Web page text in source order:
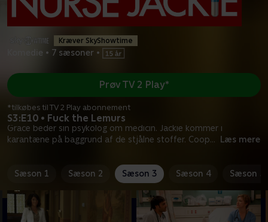
Kræver SkyShowtime
Komedie • 7 sæsoner •
S3:E10 • Fuck the Lemurs
Grace beder sin psykolog om medicin. Jackie kommer i
karantæne på baggrund af de stjålne stoffer. Coop... Læs mere
Prøv TV 2 Play*
*tilkøbes til TV 2 Play abonnement
Sæson 1 Sæson 2 Sæson 3 Sæson 4 Sæson 5